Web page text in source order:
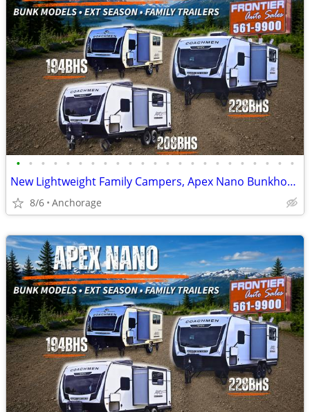
• • • • • • • • • • • • • • • • • • • • • • •
New Lightweight Family Campers, Apex Nano Bunkhouse Trailers
8/6 Anchorage